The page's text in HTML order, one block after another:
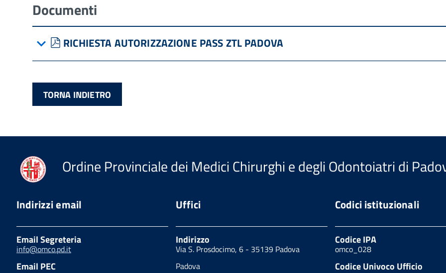
Documenti
pdf
RICHIESTA AUTORIZZAZIONE PASS ZTL PADOVA
TORNA INDIETRO
Ordine Provinciale dei Medici Chirurghi e degli Odontoiatri di
Indirizzi email
Email Segreteria
info@omco.pd.it
Email PEC
Uffici
Indirizzo
Via S. Prosdocimo, 6 - 35139 Padova
Padova
Codici istituzionali
Codice IPA
omco_028
Codice Univoco Ufficio